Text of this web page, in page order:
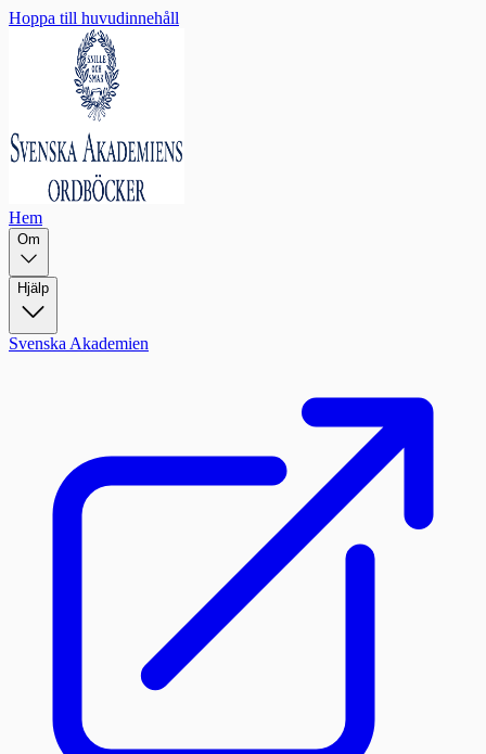
Hoppa till huvudinnehåll
Hem
Om
Hjälp
Svenska Akademien